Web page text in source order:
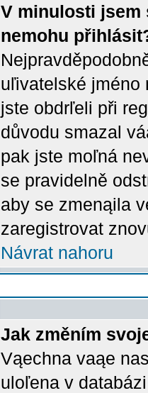
V minulosti jsem
nemohu
uľivatelské jméno
jste obdrľeli při
důvodu smazal
pak jste moľná
se pravidelně
aby se zmenąila
zaregistrovat
Návrat nahoru
Jak změním
Vąechna vaąe
uloľena v